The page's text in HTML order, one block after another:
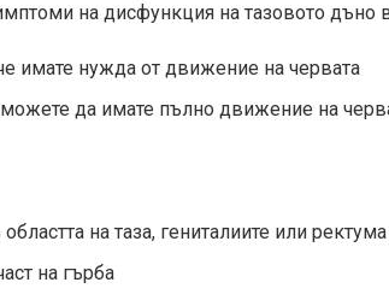
на дисфункция на тазовото дъно
имате нужда от движение на червата
да имате пълно движение на
на таза, гениталиите или ректума
на гърба